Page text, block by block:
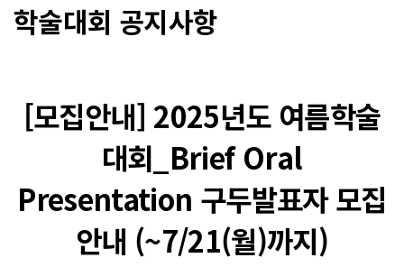
학술대회 공지사항
[모집안내] 2025년도 여름학술
대회_Brief Oral
Presentation 구두발표자 모집
안내 (~7/21(월)까지)